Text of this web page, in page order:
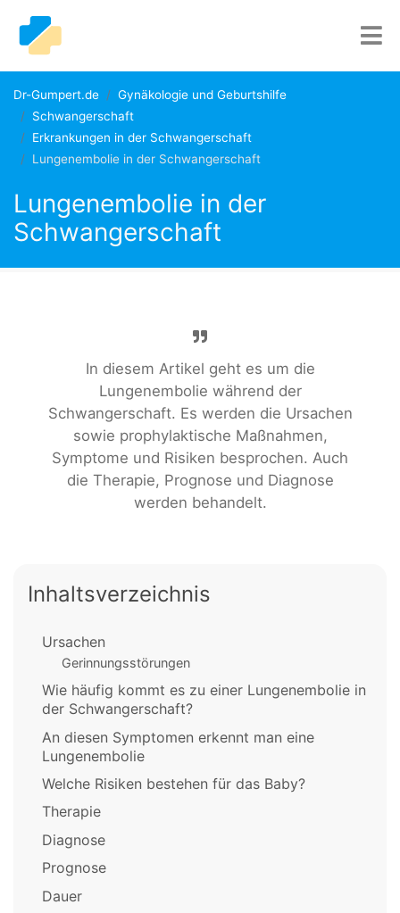
Dr-Gumpert.de
Gynäkologie und Geburtshilfe
Schwangerschaft
Erkrankungen in der Schwangerschaft
Lungenembolie in der Schwangerschaft
Lungenembolie in der
Schwangerschaft
In diesem Artikel geht es um die
Lungenembolie während der
Schwangerschaft. Es werden die Ursachen
sowie prophylaktische Maßnahmen,
Symptome und Risiken besprochen. Auch
die Therapie, Prognose und Diagnose
werden behandelt.
Inhaltsverzeichnis
Ursachen
Gerinnungsstörungen
Wie häufig kommt es zu einer Lungenembolie in
der Schwangerschaft?
An diesen Symptomen erkennt man eine
Lungenembolie
Welche Risiken bestehen für das Baby?
Therapie
Diagnose
Prognose
Dauer